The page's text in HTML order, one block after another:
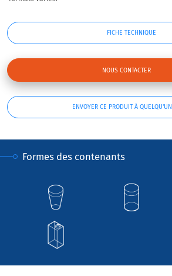
ENVOYER CE PRODUIT À QUELQU'UN
FICHE TECHNIQUE
NOUS CONTACTER
Formes des contenants